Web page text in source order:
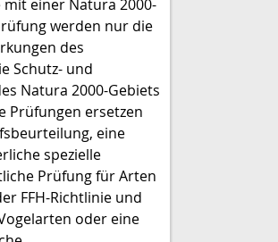
mit einer Natura 2000-
werden nur die
des
Schutz- und
Natura 2000-Gebiets
Prüfungen ersetzen
eine
spezielle
Prüfung für Arten
FFH-Richtlinie und
oder eine